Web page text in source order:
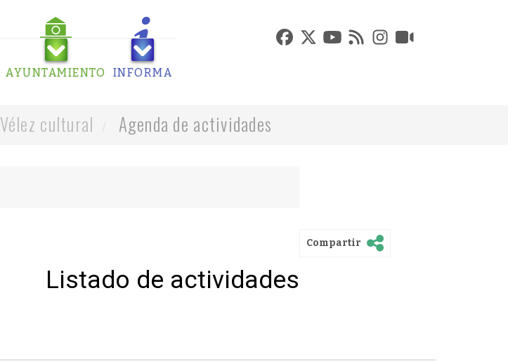
AYUNTAMIENTO INFORMA
Vélez cultural Agenda de actividades
Compartir
Listado de actividades